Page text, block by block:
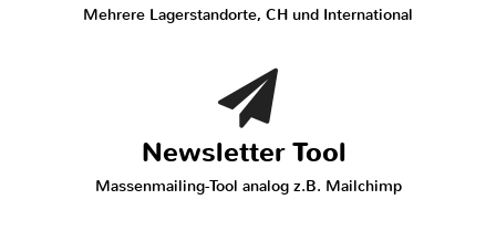
Mehrere Lagerstandorte, CH und International
Newsletter Tool
Massenmailing-Tool analog z.B. Mailchimp